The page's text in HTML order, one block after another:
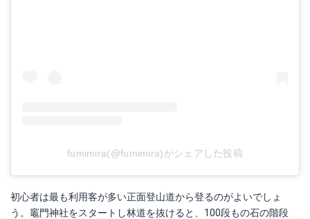
fumimira(@fumimira)がシェアした投稿
初心者は最も利用客が多い正面登山道から登るのがよいでしょ
う。竈門神社をスタートし林道を抜けると、100段もの石の階段